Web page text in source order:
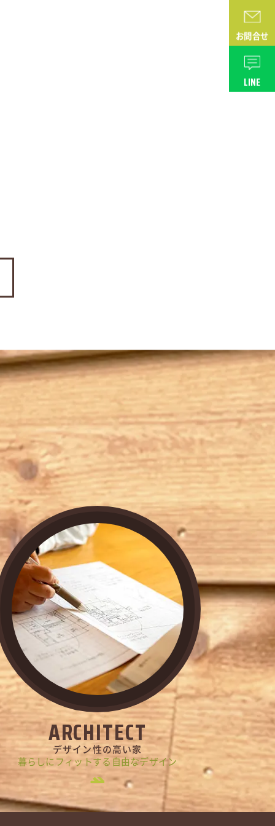
お問合せ
LINE
ARCHITECT
デザイン性の高い家
暮らしにフィットする自由なデザイン